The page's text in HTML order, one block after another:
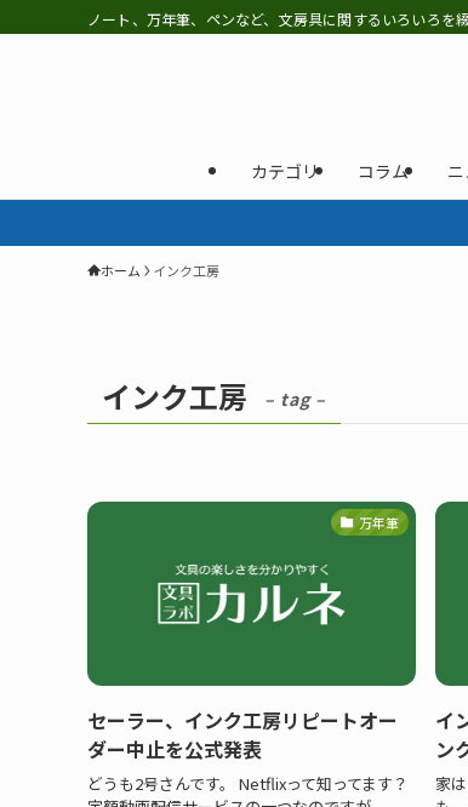
ノート、万年筆、ペンなど、文房具に関するいろいろを
カテゴリ コラム
ホーム インク工房
インク工房 – tag –
万年筆
セーラー、インク工房リピートオー
ダー中止を公式発表
どうも2号さんです。 Netflixって知ってます？
イ
ン
家